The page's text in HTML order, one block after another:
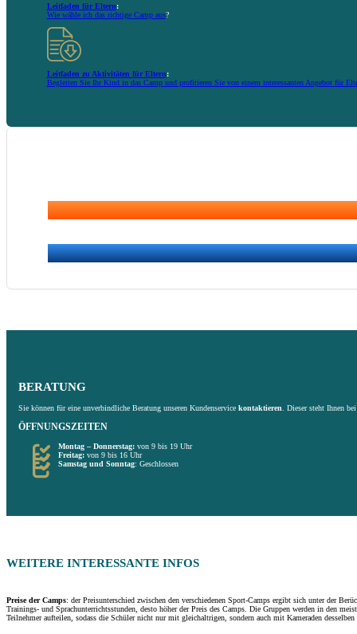
Leitfaden für Eltern:
Wie wähle ich das richtige Camp aus?
Leitfaden zu Aktivitäten für Eltern:
Begleiten Sie Ihr Kind in das Camp und profitieren Sie von einem interessanten Angebot für
BERATUNG
Sie können für eine unverbindliche Beratung unseren Kundenservice kontaktieren. Dieser steht Ihnen
ÖFFNUNGSZEITEN
Montag – Donnerstag: von 9 bis 19 Uhr
Freitag: von 9 bis 16 Uhr
Samstag und Sonntag: Geschlossen
WEITERE INTERESSANTE INFOS
Preise der Camps: der Preisunterschied zwischen den verschiedenen Sport-Camps ergibt sich unter der
Trainings- und Sprachunterrichtsstunden, desto höher der Preis des Camps. Die Gruppen werden in den
Teilnehmer aufteilen, sodass die Schüler nicht nur mit gleichaltrigen, sondern auch mit Kameraden